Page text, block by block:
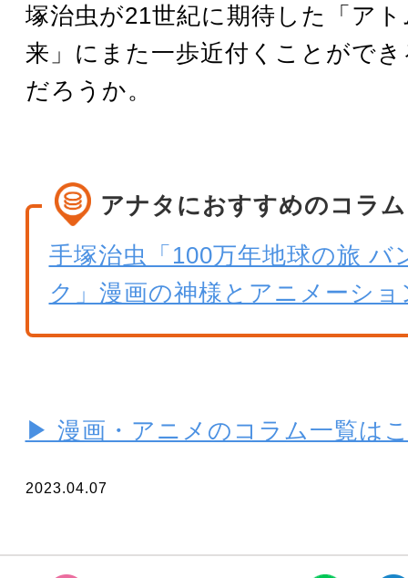
塚治虫が21世紀に期待した「ア
来」にまた一歩近付くことがで
だろうか。
アナタにおすすめのコラム
手塚治虫「100万年地球の旅 バ
ク」漫画の神様とアニメーショ
▶ 漫画・アニメのコラム一覧は
2023.04.07